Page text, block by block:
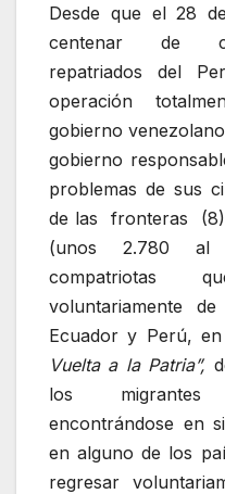
Desde que el 28
centenar de
repatriados del
operación
gobierno
gobierno
problemas de sus
de las fronteras
(unos 2.780 al
compatriotas
voluntariamente
Ecuador y Perú,
Vuelta a la Patria”,
los migrantes
encontrándose en
en alguno de los
regresar